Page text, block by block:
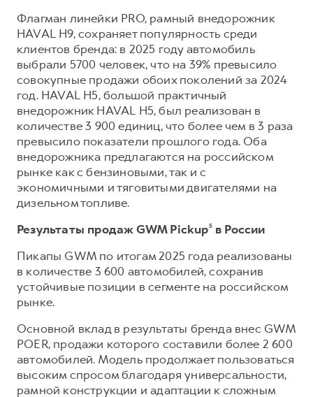
Флагман линейки PRO, рамный внедорожник
HAVAL H9, сохраняет популярность среди
клиентов бренда: в 2025 году автомобиль
выбрали 5700 человек, что на 39% превысило
совокупные продажи обоих поколений за 2024
год. HAVAL H5, большой практичный
внедорожник HAVAL H5, был реализован в
количестве 3 900 единиц, что более чем в 3 раза
превысило показатели прошлого года. Оба
внедорожника предлагаются на российском
рынке как с бензиновыми, так и с
экономичными и тяговитыми двигателями на
дизельном топливе.
Результаты продаж GWM Pickup⁵ в России
Пикапы GWM по итогам 2025 года реализованы
в количестве 3 600 автомобилей, сохранив
устойчивые позиции в сегменте на российском
рынке.
Основной вклад в результаты бренда внес GWM
POER, продажи которого составили более 2 600
автомобилей. Модель продолжает пользоваться
высоким спросом благодаря универсальности,
рамной конструкции и адаптации к сложным